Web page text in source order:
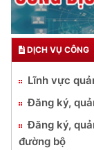
DỊCH VỤ CÔNG
Lĩnh vực
Đăng ký,
Đăng ký,
đường bộ